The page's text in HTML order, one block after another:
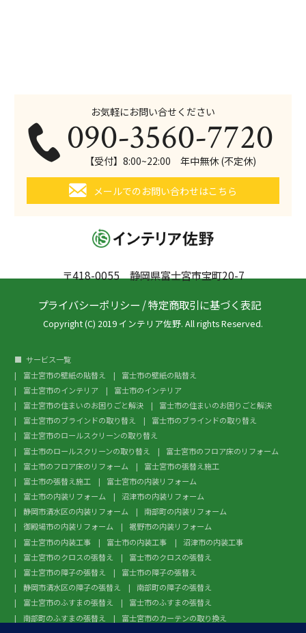
〒418-0055 静岡県富士宮市宝町20-7
お気軽にお問い合せください
090-3560-7720
【受付】8:00~22:00 年中無休 (不定休)
メールでのお問い合わせはこちら
プライバシーポリシー /特定商取引に基づく表記
Copyright (C) 2019 インテリア佐野. All rights Reserved.
サービス一覧
富士宮市の壁紙の貼替え
富士市の壁紙の貼替え
富士宮市のインテリア
富士市のインテリア
富士宮市の住まいのお困りごと解決
富士市の住まいのお困りごと解決
富士宮市のブラインドの取り替え
富士市のブラインドの取り替え
富士宮市のロールスクリーンの取り替え
富士市のロールスクリーンの取り替え
富士宮市のフロア床のリフォーム
富士市のフロア床のリフォーム
富士宮市の張替え施工
富士市の張替え施工
富士宮市の内装リフォーム
富士市の内装リフォーム
沼津市の内装リフォーム
静岡市清水区の内装リフォーム
南部町の内装リフォーム
御殿場市の内装リフォーム
裾野市の内装リフォーム
富士宮市の内装工事
富士市の内装工事
沼津市の内装工事
富士宮市のクロスの張替え
富士市のクロスの張替え
富士宮市の障子の張替え
富士市の障子の張替え
静岡市清水区の障子の張替え
南部町の障子の張替え
富士宮市のふすまの張替え
富士市のふすまの張替え
南部町のふすまの張替え
富士宮市のカーテンの取り換え